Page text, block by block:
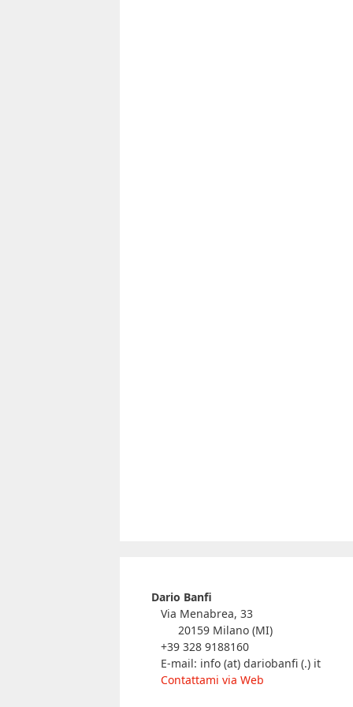
Dario Banfi
Via Menabrea, 33
20159 Milano (MI)
+39 328 9188160
E-mail: info (at) dariobanfi (.) it
Contattami via Web